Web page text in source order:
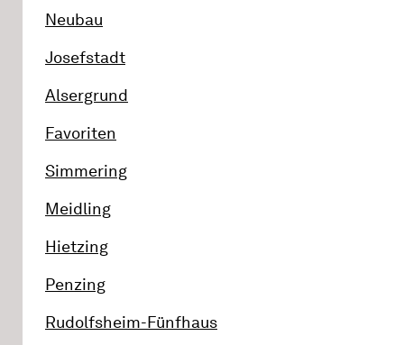
Neubau
Josefstadt
Alsergrund
Favoriten
Simmering
Meidling
Hietzing
Penzing
Rudolfsheim-Fünfhaus